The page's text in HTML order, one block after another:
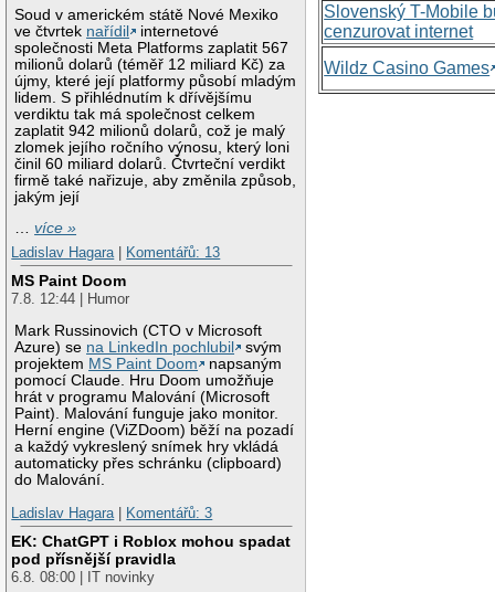
Soud v americkém státě Nové Mexiko
ve čtvrtek nařídil
internetové
společnosti Meta Platforms zaplatit 567
milionů dolarů (téměř 12 miliard Kč) za
újmy, které její platformy působí mladým
lidem. S přihlédnutím k dřívějšímu
verdiktu tak má společnost celkem
zaplatit 942 milionů dolarů, což je malý
zlomek jejího ročního výnosu, který loni
činil 60 miliard dolarů. Čtvrteční verdikt
firmě také nařizuje, aby změnila způsob,
jakým její
…více »
Ladislav Hagara
Komentářů: 13
MS Paint Doom
7.8. 12:44 | Humor
Mark Russinovich (CTO v Microsoft
Azure) se na LinkedIn pochlubil
svým
projektem MS Paint Doom
napsaným
pomocí Claude. Hru Doom umožňuje
hrát v programu Malování (Microsoft
Paint). Malování funguje jako monitor.
Herní engine (ViZDoom) běží na pozadí
a každý vykreslený snímek hry vkládá
automaticky přes schránku (clipboard)
do Malování.
Ladislav Hagara
Komentářů: 3
EK: ChatGPT i Roblox mohou spadat
pod přísnější pravidla
6.8. 08:00 | IT novinky
Slovenský T-Mobile
cenzurovat internet
Wildz Casino Games